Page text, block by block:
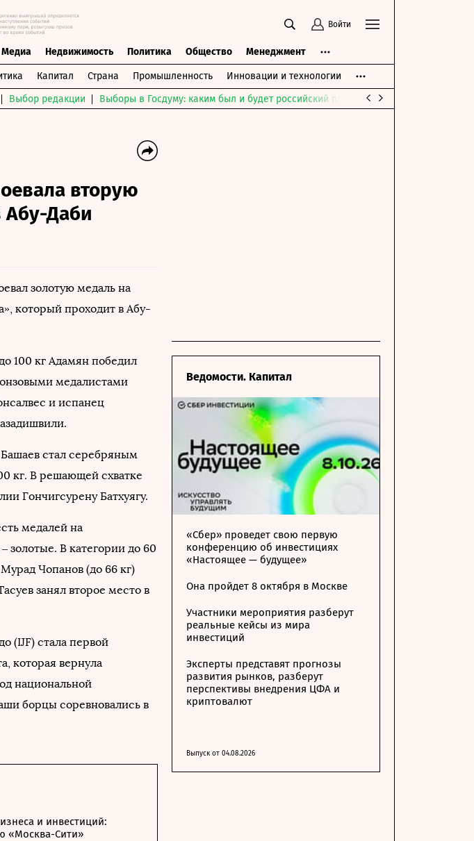
Войти
Медиа Недвижимость Политика Общество Менеджмент
Капитал Страна Промышленность Инновации и технологии
Выбор редакции Выборы в Госдуму: каким был и будет российский парламент
вторую
Абу-Даби
золотую медаль на
который проходит в Абу-
100 кг Адамян победил
медалистами
и испанец
стал серебряным
кг. В решающей схватке
Гончигсурену Батхуягу.
медалей на
золотые. В категории до 60
Чопанов (до 66 кг)
занял второе место в
(IJF) стала первой
которая вернула
национальной
борцы соревновались в
и инвестиций:
«Москва-Сити»
Ведомости. Капитал
«Сбер» проведет свою первую
конференцию об инвестициях
«Настоящее — будущее»
Она пройдет 8 октября в Москве
Участники мероприятия разберут
реальные кейсы из мира
инвестиций
Эксперты представят прогнозы
развития рынков, разберут
перспективы внедрения ЦФА и
криптовалют
Выпуск от 04.08.2026